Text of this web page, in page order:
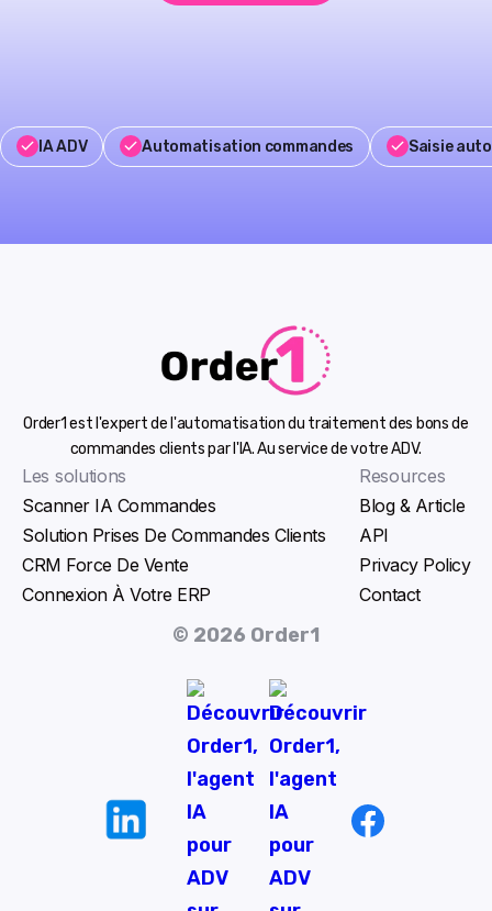
IA ADV Automatisation commandes Saisie
Order1 est l'expert de l'automatisation du traitement des bons de
commandes clients par l'IA. Au service de votre ADV.
Les solutions
Scanner IA Commandes
Solution Prises De Commandes Clients
CRM Force De Vente
Connexion À Votre ERP
Resources
Blog & Article
API
Privacy Policy
Contact
© 2026 Order1